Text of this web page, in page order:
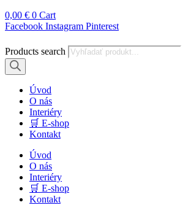
0,00 € 0 Cart
Facebook Instagram Pinterest
Products search
Úvod
O nás
Interiéry
🛒 E-shop
Kontakt
Úvod
O nás
Interiéry
🛒 E-shop
Kontakt